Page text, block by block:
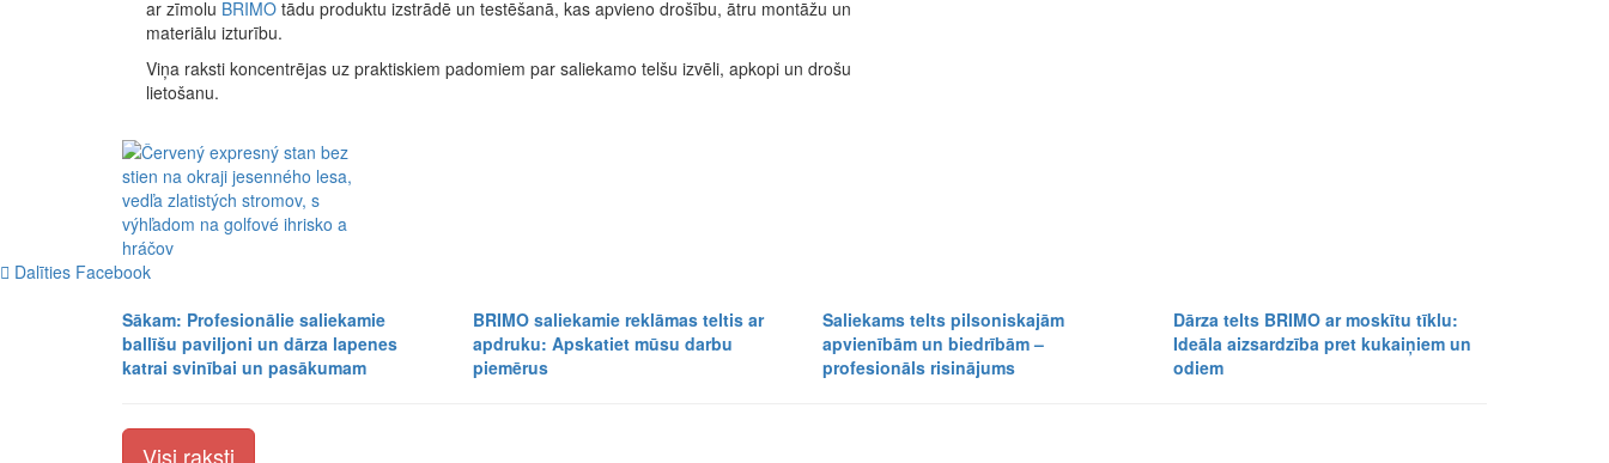
ar zīmolu BRIMO tādu produktu izstrādē un testēšanā, kas apvieno drošību, ātru montāžu un
materiālu izturību.
Viņa raksti koncentrējas uz praktiskiem padomiem par saliekamo telšu izvēli, apkopi un drošu
lietošanu.
Dalīties Facebook
Sākam: Profesionālie saliekamie
ballīšu paviljoni un dārza lapenes
katrai svinībai un pasākumam
BRIMO saliekamie reklāmas teltis ar
apdruku: Apskatiet mūsu darbu
piemērus
Saliekams telts pilsoniskajām
apvienībām un biedrībām –
profesionāls risinājums
Dārza telts BRIMO ar moskītu tīklu:
Ideāla aizsardzība pret kukaiņiem un
odiem
Visi raksti